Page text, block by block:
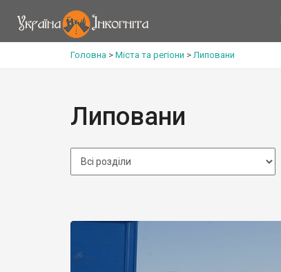
Головна > Міста та регіони >Липовани
Липовани